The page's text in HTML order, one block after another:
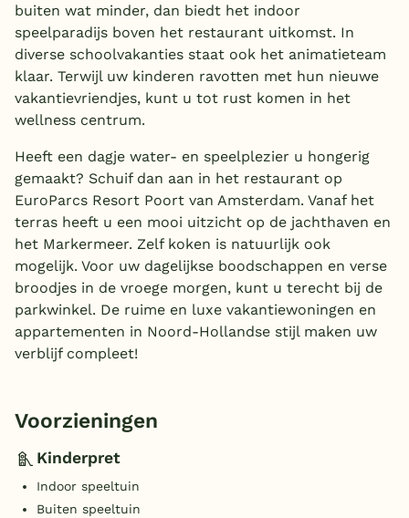
buiten wat minder, dan biedt het indoor
speelparadijs boven het restaurant uitkomst. In
diverse schoolvakanties staat ook het animatieteam
klaar. Terwijl uw kinderen ravotten met hun nieuwe
vakantievriendjes, kunt u tot rust komen in het
wellness centrum.
Heeft een dagje water- en speelplezier u hongerig
gemaakt? Schuif dan aan in het restaurant op
EuroParcs Resort Poort van Amsterdam. Vanaf het
terras heeft u een mooi uitzicht op de jachthaven en
het Markermeer. Zelf koken is natuurlijk ook
mogelijk. Voor uw dagelijkse boodschappen en verse
broodjes in de vroege morgen, kunt u terecht bij de
parkwinkel. De ruime en luxe vakantiewoningen en
appartementen in Noord-Hollandse stijl maken uw
verblijf compleet!
Voorzieningen
Kinderpret
Indoor speeltuin
Buiten speeltuin